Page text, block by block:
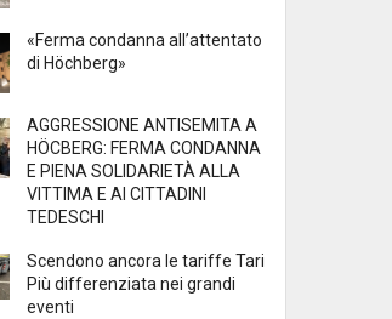
«Ferma condanna all’attentato
di Höchberg»
AGGRESSIONE ANTISEMITA A
HÖCBERG: FERMA CONDANNA
E PIENA SOLIDARIETÀ ALLA
VITTIMA E AI CITTADINI
TEDESCHI
Scendono ancora le tariffe Tari
Più differenziata nei grandi
eventi